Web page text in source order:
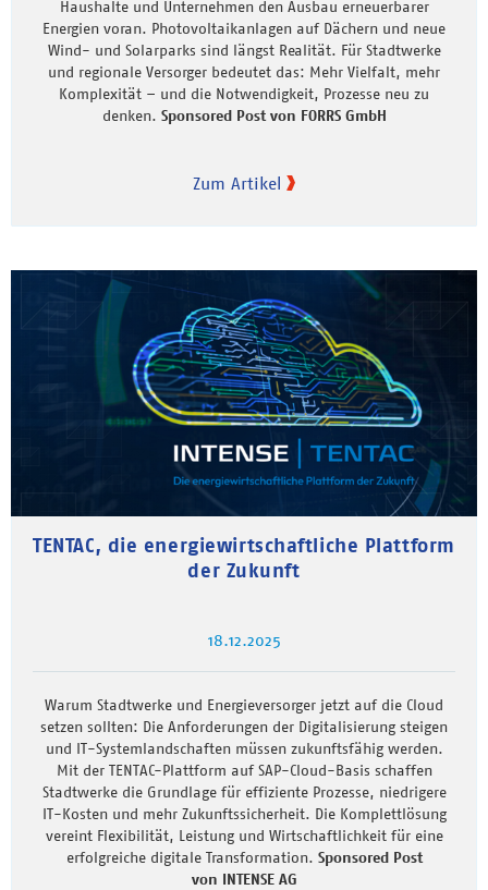
Haushalte und Unternehmen den Ausbau erneuerbarer
Energien voran. Photovoltaikanlagen auf Dächern und neue
Wind- und Solarparks sind längst Realität. Für Stadtwerke
und regionale Versorger bedeutet das: Mehr Vielfalt, mehr
Komplexität – und die Notwendigkeit, Prozesse neu zu
denken. Sponsored Post von FORRS GmbH
Zum Artikel
TENTAC, die energiewirtschaftliche Plattform
der Zukunft
18.12.2025
Warum Stadtwerke und Energieversorger jetzt auf die Cloud
setzen sollten: Die Anforderungen der Digitalisierung steigen
und IT-Systemlandschaften müssen zukunftsfähig werden.
Mit der TENTAC-Plattform auf SAP-Cloud-Basis schaffen
Stadtwerke die Grundlage für effiziente Prozesse, niedrigere
IT-Kosten und mehr Zukunftssicherheit. Die Komplettlösung
vereint Flexibilität, Leistung und Wirtschaftlichkeit für eine
erfolgreiche digitale Transformation. Sponsored Post
von INTENSE AG